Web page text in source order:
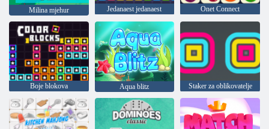
Milina mjehur Jedanaest jedanaest Onet Connect
Boje blokova Aqua blitz Staker za oblikovatelje